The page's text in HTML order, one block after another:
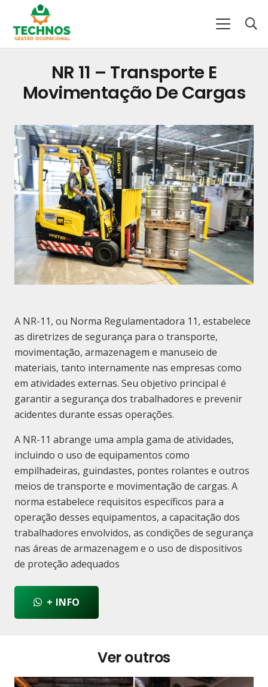
NR 11 – Transporte E
Movimentação De Cargas
A NR-11, ou Norma Regulamentadora 11, estabelece
as diretrizes de segurança para o transporte,
movimentação, armazenagem e manuseio de
materiais, tanto internamente nas empresas como
em atividades externas. Seu objetivo principal é
garantir a segurança dos trabalhadores e prevenir
acidentes durante essas operações.
A NR-11 abrange uma ampla gama de atividades,
incluindo o uso de equipamentos como
empilhadeiras, guindastes, pontes rolantes e outros
meios de transporte e movimentação de cargas. A
norma estabelece requisitos específicos para a
operação desses equipamentos, a capacitação dos
trabalhadores envolvidos, as condições de segurança
nas áreas de armazenagem e o uso de dispositivos
de proteção adequados
+ INFO
Ver outros